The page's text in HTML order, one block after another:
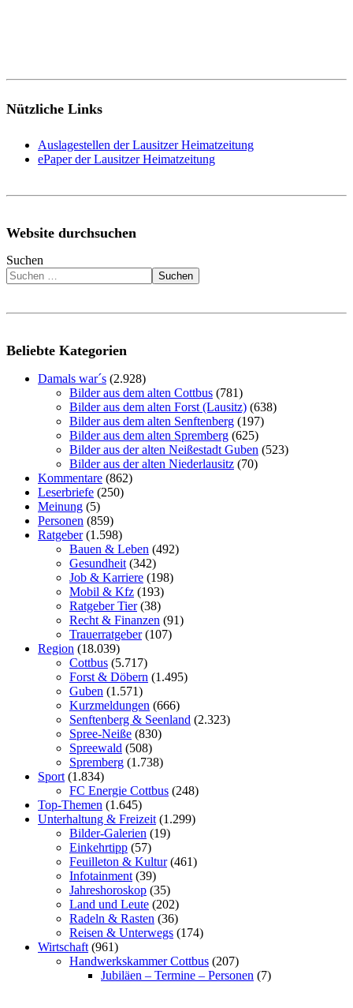
Nützliche Links
Auslagestellen der Lausitzer Heimatzeitung
ePaper der Lausitzer Heimatzeitung
Website durchsuchen
Suchen
Suchen
Beliebte Kategorien
Damals war´s (2.928)
Bilder aus dem alten Cottbus (781)
Bilder aus dem alten Forst (Lausitz) (638)
Bilder aus dem alten Senftenberg (197)
Bilder aus dem alten Spremberg (625)
Bilder aus der alten Neißestadt Guben (523)
Bilder aus der alten Niederlausitz (70)
Kommentare (862)
Leserbriefe (250)
Meinung (5)
Personen (859)
Ratgeber(1.598)
Bauen & Leben (492)
Gesundheit (342)
Job & Karriere (198)
Mobil & Kfz (193)
Ratgeber Tier(38)
Recht & Finanzen (91)
Trauerratgeber(107)
Region (18.039)
Cottbus (5.717)
Forst & Döbern (1.495)
Guben (1.571)
Kurzmeldungen (666)
Senftenberg & Seenland (2.323)
Spree-Neiße (830)
Spreewald (508)
Spremberg (1.738)
Sport (1.834)
FC Energie Cottbus (248)
Top-Themen (1.645)
Unterhaltung & Freizeit (1.299)
Bilder-Galerien (19)
Einkehrtipp (57)
Feuilleton & Kultur(461)
Infotainment (39)
Jahreshoroskop (35)
Land und Leute (202)
Radeln & Rasten (36)
Reisen & Unterwegs (174)
Wirtschaft (961)
Handwerkskammer Cottbus (207)
Jubiläen – Termine – Personen (7)